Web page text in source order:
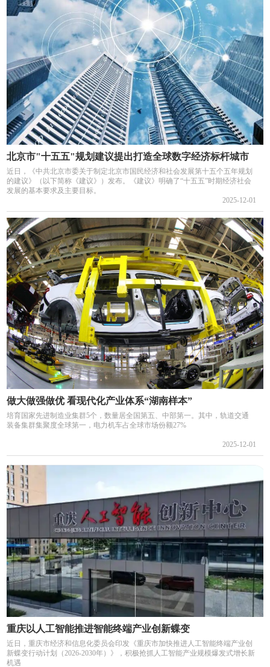
北京市"十五五"规划建议提出打造全球数字经济标杆城市
近日，《中共北京市委关于制定北京市国民经济和社会发展第十五个五年规划
的建议》（以下简称《建议》）发布。《建议》明确了“十五五”时期经济社会
发展的基本要求及主要目标。
2025-12-01
做大做强做优 看现代化产业体系“湖南样本”
培育国家先进制造业集群5个，数量居全国第五、中部第一。其中，轨道交通
装备集群集聚度全球第一，电力机车占全球市场份额27%
2025-12-01
重庆以人工智能推进智能终端产业创新蝶变
近日，重庆市经济和信息化委员会印发《重庆市加快推进人工智能终端产业创
新蝶变行动计划（2026-2030年）》，积极抢抓人工智能产业规模爆发式增长新
机遇